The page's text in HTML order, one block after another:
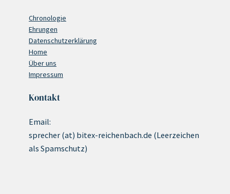
Chronologie
Ehrungen
Datenschutzerklärung
Home
Über uns
Impressum
Kontakt
Email:
sprecher (at) bitex-reichenbach.de (Leerzeichen
als Spamschutz)